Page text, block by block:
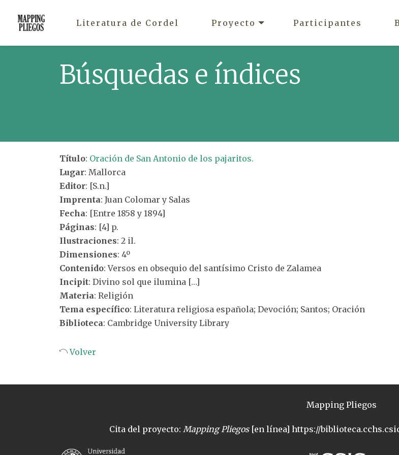
Literatura de Cordel Proyecto Participantes
Búsquedas e índices
Título: Oración de San Antonio de los pajaritos.
Lugar: Mallorca
Editor: [S.n.]
Imprenta: Juan Colomar y Salas
Fecha: [Entre 1858 y 1894]
Páginas: [4] p.
Ilustraciones: 2 il.
Dimensiones: 4º
Contenido: Versos en obsequio del santísimo Cristo de Zalamea
Incipit: Divino sol que ilumina […]
Materia: Religión
Tema específico: Literatura religiosa española; Devoción; Santos; Oración
Biblioteca: Cambridge University Library
Volver
Mapping Pliegos
Cita del proyecto: Mapping Pliegos[en línea] https://